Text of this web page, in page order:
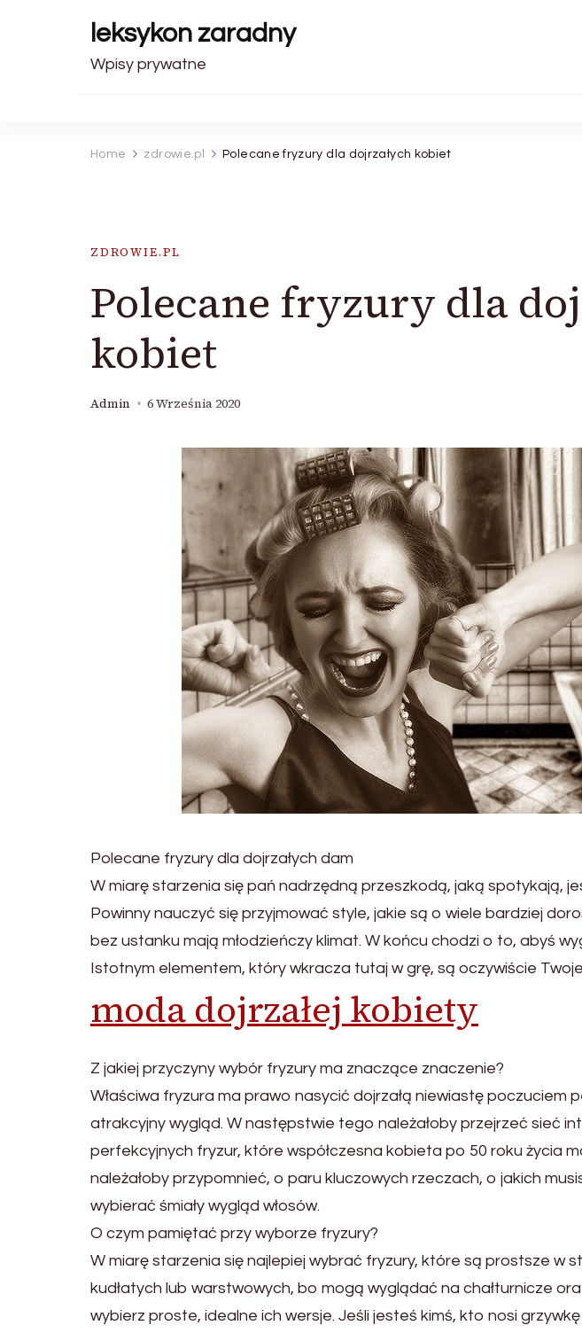
leksykon zaradny
Wpisy prywatne
Home zdrowie.pl Polecane fryzury dla dojrzałych kobiet
ZDROWIE.PL
Polecane fryzury dla
kobiet
Admin 6 Września 2020
Polecane fryzury dla dojrzałych dam
W miarę starzenia się pań nadrzędną przeszkodą, jaką spotykają,
Powinny nauczyć się przyjmować style, jakie są o wiele bardziej
bez ustanku mają młodzieńczy klimat. W końcu chodzi o to, abyś
Istotnym elementem, który wkracza tutaj w grę, są oczywiście Twoje
moda dojrzałej kobiety
Z jakiej przyczyny wybór fryzury ma znaczące znaczenie?
Właściwa fryzura ma prawo nasycić dojrzałą niewiastę poczuciem
atrakcyjny wygląd. W następstwie tego należałoby przejrzeć sieć
perfekcyjnych fryzur, które współczesna kobieta po 50 roku życia
należałoby przypomnieć, o paru kluczowych rzeczach, o jakich
wybierać śmiały wygląd włosów.
O czym pamiętać przy wyborze fryzury?
W miarę starzenia się najlepiej wybrać fryzury, które są prostsze w
kudłatych lub warstwowych, bo mogą wyglądać na chałturnicze
wybierz proste, idealne ich wersje. Jeśli jesteś kimś, kto nosi